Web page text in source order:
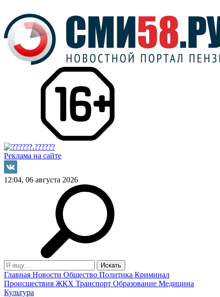
Реклама на сайте
12:04, 06 августа 2026
Главная Новости Общество Политика Криминал
Происшествия ЖКХ Транспорт Образование Медицина
Культура